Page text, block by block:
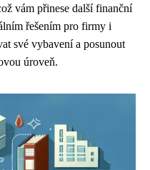
vám přinese další finanční
řešením pro firmy i
své vybavení a posunout
úroveň.